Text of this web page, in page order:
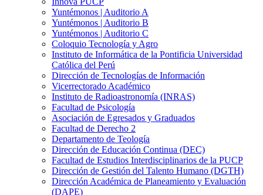
Yuntémonos | Auditorio A
Yuntémonos | Auditorio B
Yuntémonos | Auditorio C
Coloquio Tecnología y Agro
Instituto de Informática de la Pontificia Universidad
Católica del Perú
Dirección de Tecnologías de Información
Vicerrectorado Académico
Instituto de Radioastronomía (INRAS)
Facultad de Psicología
Asociación de Egresados y Graduados
Facultad de Derecho 2
Departamento de Teología
Dirección de Educación Continua (DEC)
Facultad de Estudios Interdisciplinarios de la PUCP
Dirección de Gestión del Talento Humano (DGTH)
Dirección Académica de Planeamiento y Evaluación
(DAPE)